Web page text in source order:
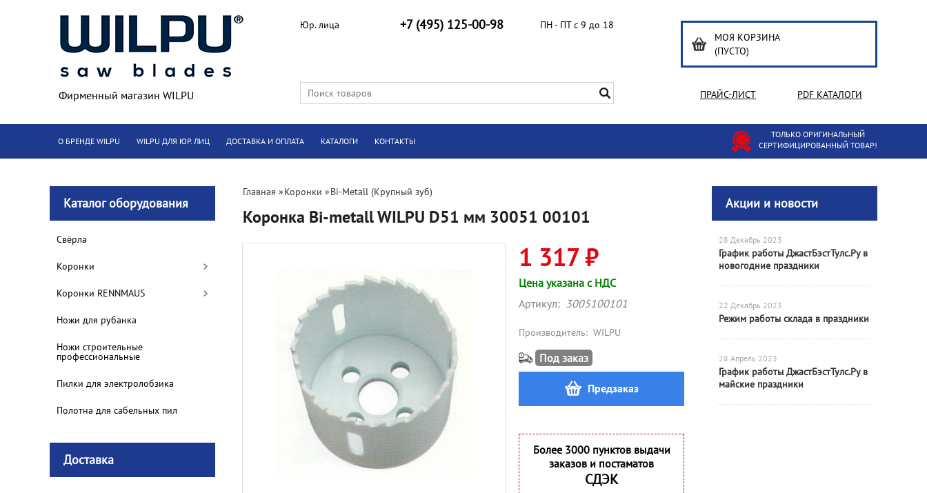
Фирменный магазин WILPU
Юр. лица +7 (495) 125-00-98
ПН - ПТ с 9 до 18
МОЯ КОРЗИНА
(ПУСТО)
ПРАЙС-ЛИСТ PDF КАТАЛОГИ
О БРЕНДЕ WILPU WILPU ДЛЯ ЮР. ЛИЦ ДОСТАВКА И ОПЛАТА КАТАЛОГИ КОНТАКТЫ
ТОЛЬКО ОРИГИНАЛЬНЫЙ
СЕРТИФИЦИРОВАННЫЙ ТОВАР!
Каталог оборудования
Cвёрла
Коронки
Коронки RENNMAUS
Ножи для рубанка
Ножи строительные
профессиональные
Пилки для электролобзика
Полотна для сабельных пил
Доставка
Главная »Коронки »Bi-Metall (Крупный зуб)
Коронка Bi-metall WILPU D51 мм 30051 00101
1 317 ₽
Цена указана с НДС
Артикул: 3005100101
Производитель: WILPU
Под заказ
Предзаказ
Более 3000 пунктов выдачи
заказов и постаматов
СДЭК
Акции и новости
28 Декабрь 2023
График работы ДжастБэстТулс.Ру в
новогодние праздники
22 Декабрь 2023
Режим работы склада в праздники
28 Апрель 2023
График работы ДжастБэстТулс.Ру в
майские праздники